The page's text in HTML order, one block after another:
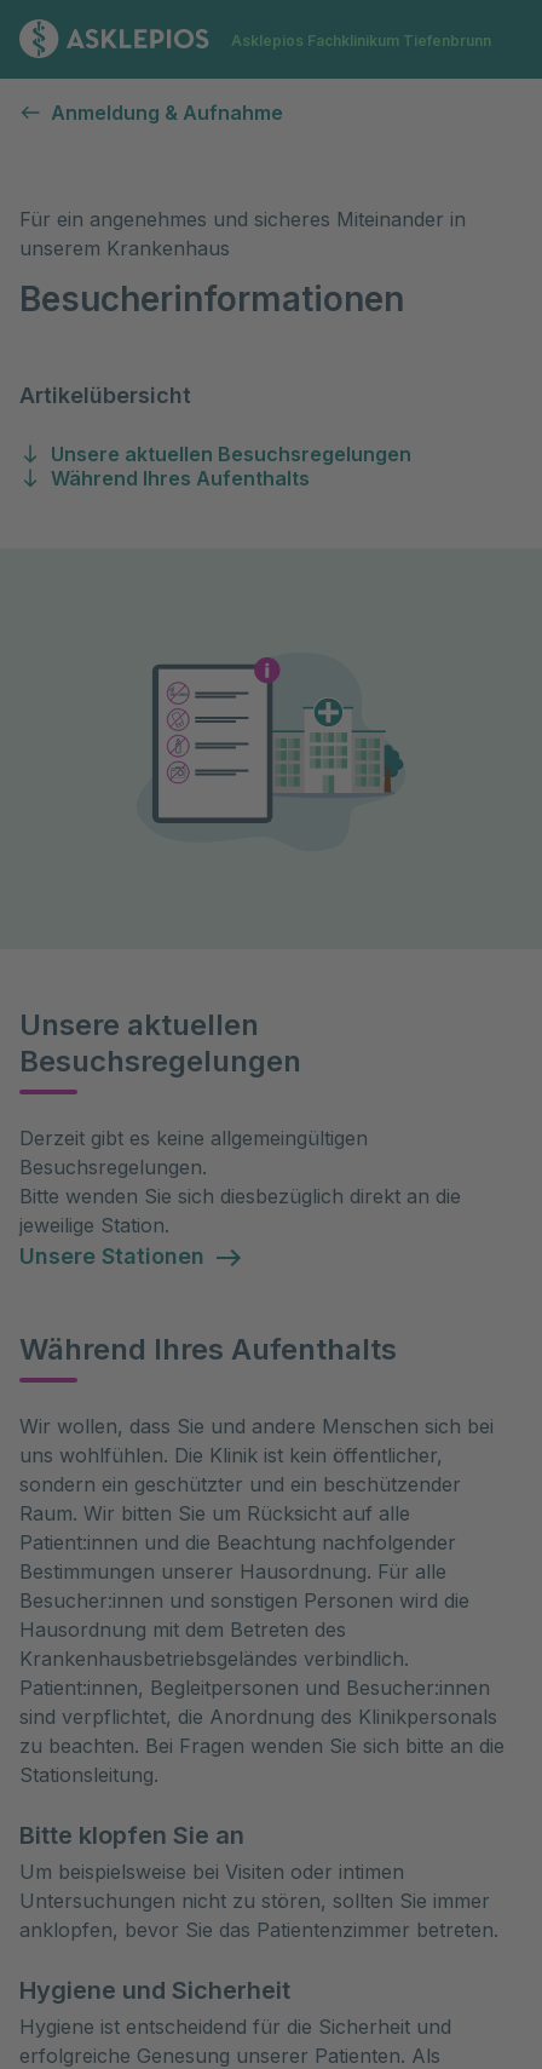
Zur Startseite
Asklepios Fachklinikum Tiefenbrunn
Anmeldung & Aufnahme
Für ein angenehmes und sicheres Miteinander in
unserem Krankenhaus
Besucherinformationen
Artikelübersicht
Unsere aktuellen Besuchsregelungen
Während Ihres Aufenthalts
Unsere aktuellen
Besuchsregelungen
Derzeit gibt es keine allgemeingültigen
Besuchsregelungen.
Bitte wenden Sie sich diesbezüglich direkt an die
jeweilige Station.
Unsere Stationen
Während Ihres Aufenthalts
Wir wollen, dass Sie und andere Menschen sich bei
uns wohlfühlen. Die Klinik ist kein öffentlicher,
sondern ein geschützter und ein beschützender
Raum. Wir bitten Sie um Rücksicht auf alle
Patient:innen und die Beachtung nachfolgender
Bestimmungen unserer Hausordnung. Für alle
Besucher:innen und sonstigen Personen wird die
Hausordnung mit dem Betreten des
Krankenhausbetriebsgeländes verbindlich.
Patient:innen, Begleitpersonen und Besucher:innen
sind verpflichtet, die Anordnung des Klinikpersonals
zu beachten. Bei Fragen wenden Sie sich bitte an die
Stationsleitung.
Bitte klopfen Sie an
Um beispielsweise bei Visiten oder intimen
Untersuchungen nicht zu stören, sollten Sie immer
anklopfen, bevor Sie das Patientenzimmer betreten.
Hygiene und Sicherheit
Hygiene ist entscheidend für die Sicherheit und
erfolgreiche Genesung unserer Patienten. Als